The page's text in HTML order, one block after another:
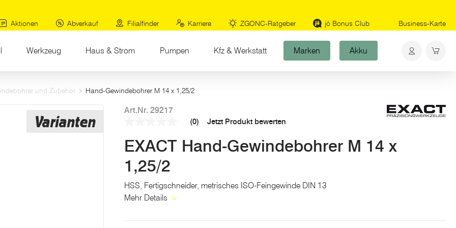
Aktionen
Abverkauf Filialfinder Karriere ZGONC-Ratgeber jö Bonus Club Business-Karte
Werkzeug Haus & Strom Pumpen Kfz & Werkstatt Marken Akku
und Zubehör Hand-Gewindebohrer M 14 x 1,25/2
Varianten
Art.Nr. 29217
Link
auf
Seite.
(0) Jetzt Produkt bewerten
EXACT Hand-Gewindebohrer M 14 x
1,25/2
HSS, Fertigschneider, metrisches ISO-Feingewinde DIN 13
Mehr Details